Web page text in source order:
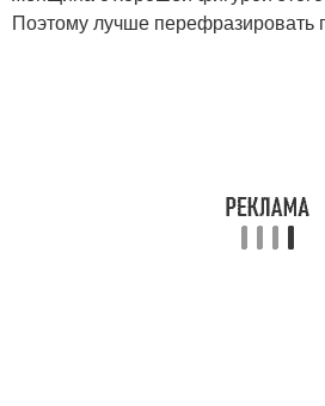
Поэтому лучше перефразировать